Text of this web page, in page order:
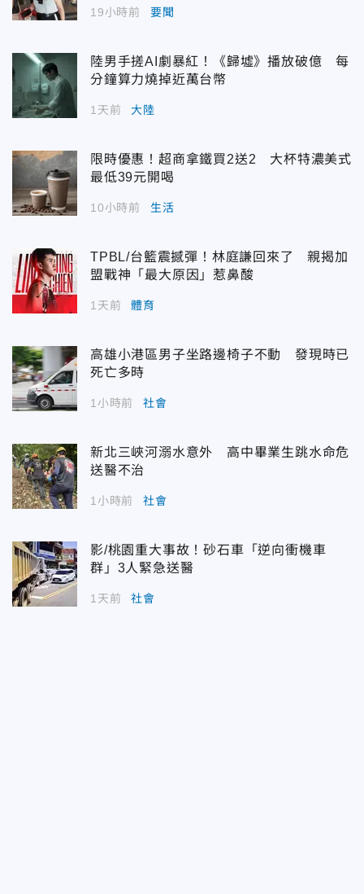
19小時前 要聞
陸男手搓AI劇暴紅！《歸墟》播放破億 每
分鐘算力燒掉近萬台幣
1天前 大陸
限時優惠！超商拿鐵買2送2 大杯特濃美式
最低39元開喝
10小時前 生活
TPBL/台籃震撼彈！林庭謙回來了 親揭加
盟戰神「最大原因」惹鼻酸
1天前 體育
高雄小港區男子坐路邊椅子不動 發現時已
死亡多時
1小時前 社會
新北三峽河溺水意外 高中畢業生跳水命危
送醫不治
1小時前 社會
影/桃園重大事故！砂石車「逆向衝機車
群」3人緊急送醫
1天前 社會